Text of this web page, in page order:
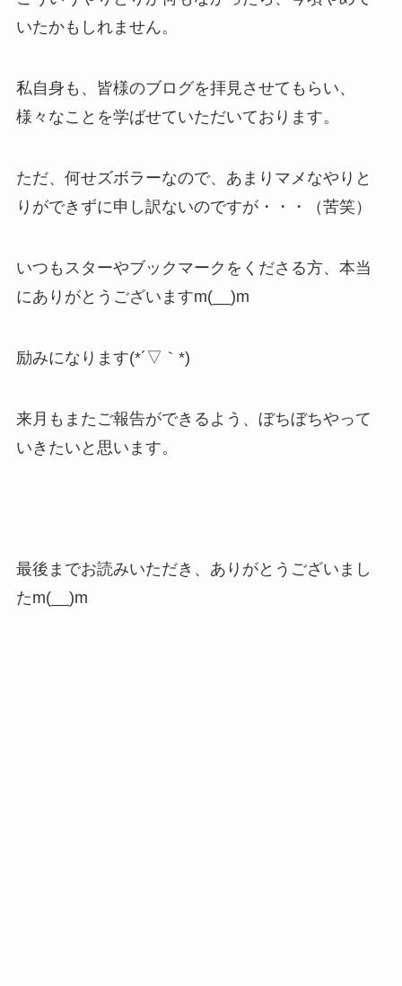
いたかもしれません。
私自身も、皆様のブログを拝見させてもらい、
様々なことを学ばせていただいております。
ただ、何せズボラーなので、あまりマメなやりと
りができずに申し訳ないのですが・・・（苦笑）
いつもスターやブックマークをくださる方、本当
にありがとうございますm(__)m
励みになります(*´▽｀*)
来月もまたご報告ができるよう、ぼちぼちやって
いきたいと思います。
最後までお読みいただき、ありがとうございまし
たm(__)m